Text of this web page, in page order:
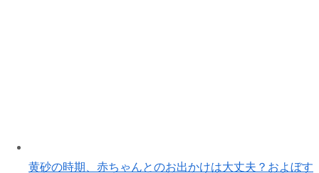
黄砂の時期、赤ちゃんとのお出かけは大丈夫？およぼす